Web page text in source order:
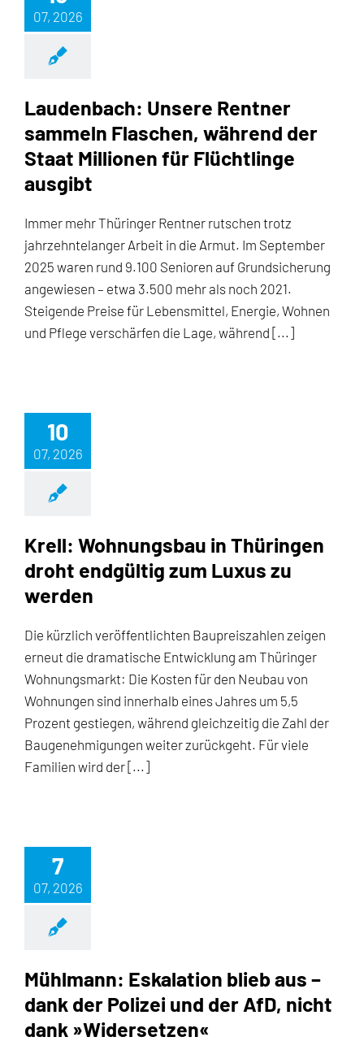
07, 2026
Laudenbach: Unsere Rentner
sammeln Flaschen, während der
Staat Millionen für Flüchtlinge
ausgibt
Immer mehr Thüringer Rentner rutschen trotz
jahrzehntelanger Arbeit in die Armut. Im September
2025 waren rund 9.100 Senioren auf Grundsicherung
angewiesen – etwa 3.500 mehr als noch 2021.
Steigende Preise für Lebensmittel, Energie, Wohnen
und Pflege verschärfen die Lage, während [...]
10
07, 2026
Krell: Wohnungsbau in Thüringen
droht endgültig zum Luxus zu
werden
Die kürzlich veröffentlichten Baupreiszahlen zeigen
erneut die dramatische Entwicklung am Thüringer
Wohnungsmarkt: Die Kosten für den Neubau von
Wohnungen sind innerhalb eines Jahres um 5,5
Prozent gestiegen, während gleichzeitig die Zahl der
Baugenehmigungen weiter zurückgeht. Für viele
Familien wird der [...]
7
07, 2026
Mühlmann: Eskalation blieb aus –
dank der Polizei und der AfD, nicht
dank »Widersetzen«